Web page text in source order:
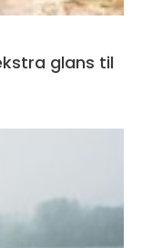
glans til